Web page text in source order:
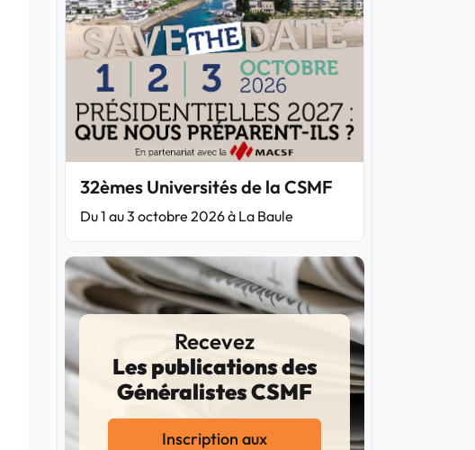
32èmes Universités de la CSMF
Du 1 au 3 octobre 2026 à La Baule
Recevez
Les publications des
Généralistes CSMF
Inscription aux